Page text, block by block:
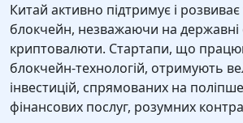
Китай активно підтримує і розвиває
блокчейн, незважаючи на
криптовалюти. Стартапи, що
блокчейн-технологій, отримують
інвестицій, спрямованих на
фінансових послуг, розумних